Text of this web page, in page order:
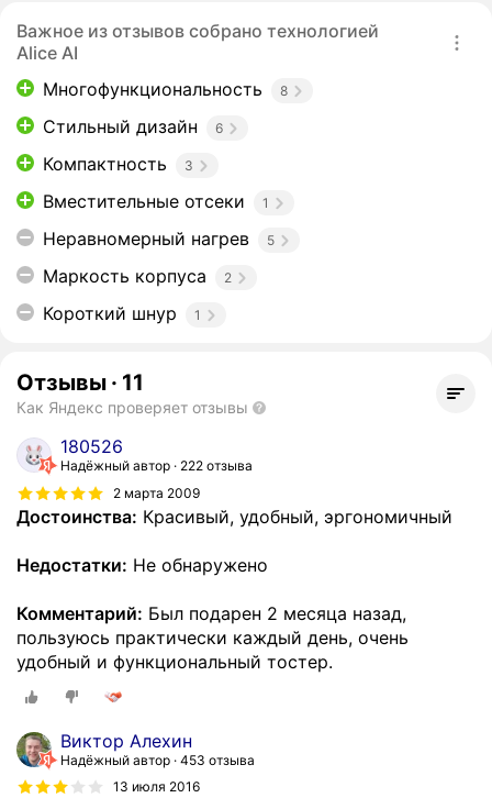
Важное из отзывов собрано технологией
Alice AI
Многофункциональность
8
Стильный дизайн 6
Компактность 3
Вместительные отсеки 1
Неравномерный нагрев 5
Маркость корпуса 2
Короткий шнур 1
Отзывы · 11
Как Яндекс проверяет отзывы
180526
Надёжный автор
222 отзыва
2 марта 2009
Достоинства: Красивый, удобный, эргономичный
Недостатки: Не обнаружено
Комментарий: Был подарен 2 месяца назад,
пользуюсь практически каждый день, очень
удобный и функциональный тостер.
Виктор Алехин
Надёжный автор 453 отзыва
13 июля 2016